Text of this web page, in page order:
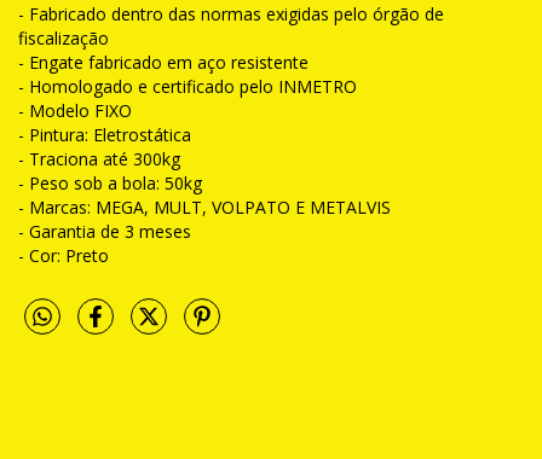
- Fabricado dentro das normas exigidas pelo órgão de
fiscalização
- Engate fabricado em aço resistente
- Homologado e certificado pelo INMETRO
- Modelo FIXO
- Pintura: Eletrostática
- Traciona até 300kg
- Peso sob a bola: 50kg
- Marcas: MEGA, MULT, VOLPATO E METALVIS
- Garantia de 3 meses
- Cor: Preto